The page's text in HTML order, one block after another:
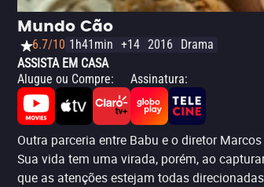
Mundo Cão
6.7/10 1h41min +14 2016
Drama
ASSISTA EM CASA
Alugue ou Compre: Assinatura:
Outra parceria entre Babu e o diretor
Sua vida tem uma virada, porém, ao
que as atenções estejam todas